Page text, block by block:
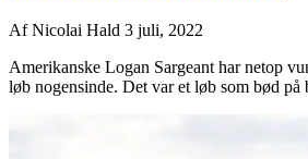
AfNicolai Hald 3 juli, 2022
Amerikanske Logan Sargeant har netop
løb nogensinde. Det var et løb som bød på